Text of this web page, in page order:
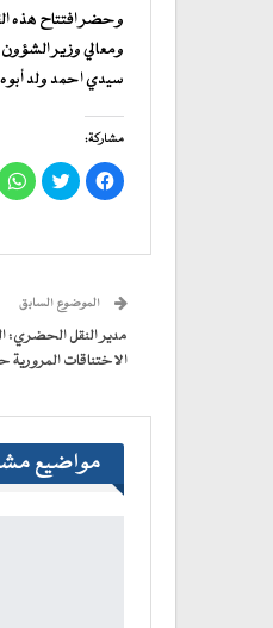
وحضر افتتاح هذه
ومعالي وزير الشؤون
سيدي احمد ولد
مشاركة:
انقر
للمشاركة
على
اضغط
على
الموضوع السابق
مدير النقل الحضري:
الاختناقات
مواضيع